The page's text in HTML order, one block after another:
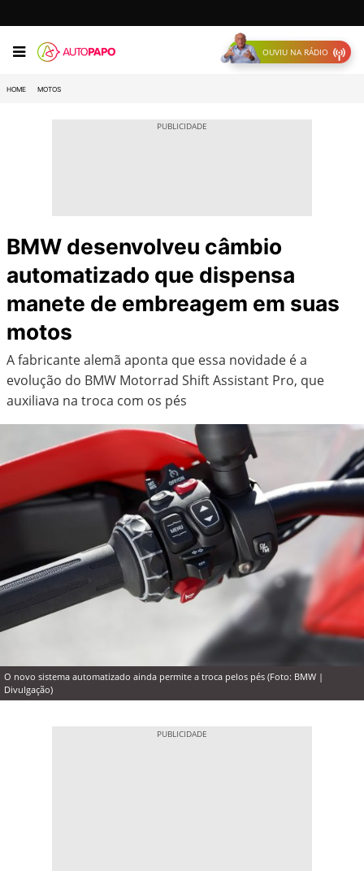
OUVIU NA RÁDIO
HOME MOTOS
BMW desenvolveu câmbio
automatizado que dispensa
manete de embreagem em suas
motos
A fabricante alemã aponta que essa novidade é a
evolução do BMW Motorrad Shift Assistant Pro, que
auxiliava na troca com os pés
O novo sistema automatizado ainda permite a troca pelos pés (Foto: BMW |
Divulgação)